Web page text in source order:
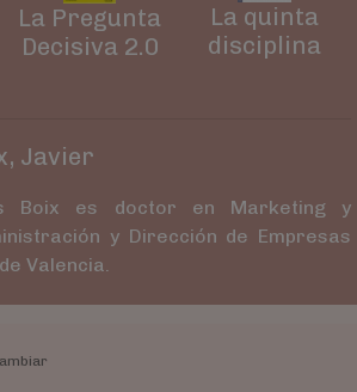
La Pregunta
Decisiva 2.0
La quinta
disciplina
Javier
Boix es doctor en Marketing y
y Dirección de Empresas
Valencia.